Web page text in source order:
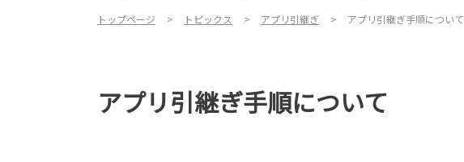
トップページ トピックス アプリ引継ぎ アプリ引継ぎ手順について
アプリ引継ぎ手順について